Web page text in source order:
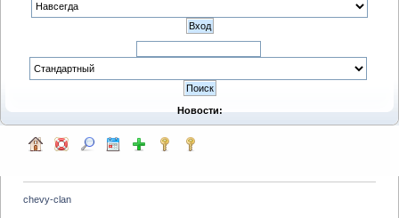
Новости:
chevy-clan